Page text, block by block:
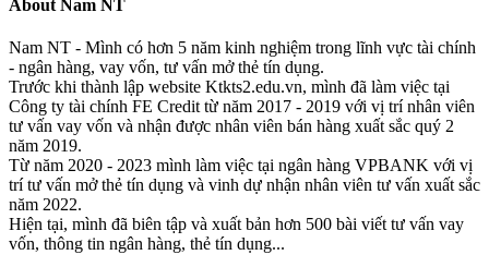
About Nam NT
Nam NT - Mình có hơn 5 năm kinh nghiệm trong lĩnh vực tài chính
- ngân hàng, vay vốn, tư vấn mở thẻ tín dụng.
Trước khi thành lập website Ktkts2.edu.vn, mình đã làm việc tại
Công ty tài chính FE Credit từ năm 2017 - 2019 với vị trí nhân viên
tư vấn vay vốn và nhận được nhân viên bán hàng xuất sắc quý 2
năm 2019.
Từ năm 2020 - 2023 mình làm việc tại ngân hàng VPBANK với vị
trí tư vấn mở thẻ tín dụng và vinh dự nhận nhân viên tư vấn xuất sắc
năm 2022.
Hiện tại, mình đã biên tập và xuất bản hơn 500 bài viết tư vấn vay
vốn, thông tin ngân hàng, thẻ tín dụng...